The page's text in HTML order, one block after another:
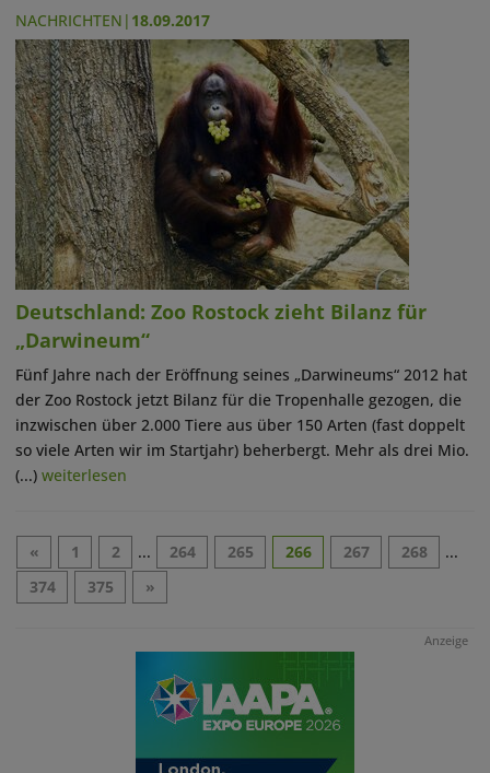
NACHRICHTEN | 18.09.2017
Deutschland: Zoo Rostock zieht Bilanz für
„Darwineum“
Fünf Jahre nach der Eröffnung seines „Darwineums“ 2012 hat
der Zoo Rostock jetzt Bilanz für die Tropenhalle gezogen, die
inzwischen über 2.000 Tiere aus über 150 Arten (fast doppelt
so viele Arten wir im Startjahr) beherbergt. Mehr als drei Mio.
(...) weiterlesen
« 1 2 ... 264 265 266 267 268
...
374
375 »
Anzeige